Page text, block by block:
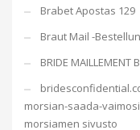
Brabet Apostas 129
Braut Mail -
BRIDE
morsian-saada-
morsiamen sivusto